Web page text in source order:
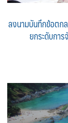
ลงนามบันทึกข้อตก
ยกระดับกา